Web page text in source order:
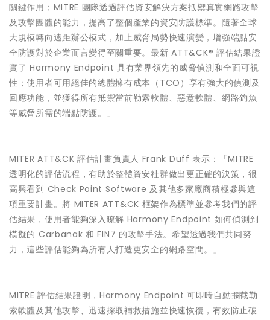
關鍵作用；MITRE 團隊透過評估資安解決方案抵禦真實網路攻擊
及攻擊團體的能力，提高了整個產業的資安防護標準。隨著全球
大規模轉向遠距辦公模式，加上威脅局勢快速演變，增強端點安
全防護對於企業而言變得至關重要。最新 ATT&CK® 評估結果證
實了 Harmony Endpoint 具有業界領先的威脅偵測和全面可視
性；使用者可用絕佳的總體擁有成本（TCO）享有強大的偵測及
回應功能，並獲得所有抵禦當前勒索軟體、惡意軟體、網路釣魚
等威脅所需的端點防護。」
MITER ATT&CK 評估計畫負責人 Frank Duff 表示：「MITRE
透明化的評估流程，有助於整體資安社群做出更正確的決策，很
高興看到 Check Point Software 及其他多家廠商積極參與這
項重要計畫。將 MITER ATT&CK 框架作為標準並參考我們的評
估結果，使用者能夠深入瞭解 Harmony Endpoint 如何偵測到
模擬的 Carbanak 和 FIN7 的攻擊手法。希望透過我們共同努
力，這些評估能夠為所有人打造更安全的網路空間。」
MITRE 評估結果證明，Harmony Endpoint 可即時自動攔截勒
索軟體及其他攻擊、迅速採取補救措施並快速恢復，有效防止破